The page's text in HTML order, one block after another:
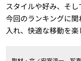
スタイルや好み、そし
今回のランキングに
入れ、快適な移動を楽